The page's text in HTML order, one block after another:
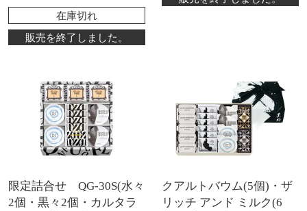
在庫切れ
販売を終了しました。
限定詰合せ QG-30S(水々
2個・黒々2個・カルタラ
クアルトバウム(5個)・ザ
リッチ アンド ミルク(6